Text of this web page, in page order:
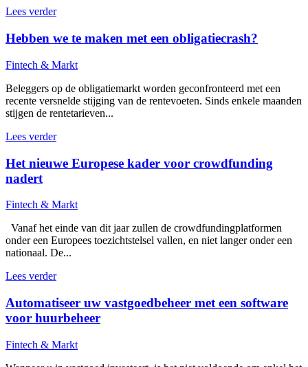
Lees verder
Hebben we te maken met een obligatiecrash?
Fintech & Markt
Beleggers op de obligatiemarkt worden geconfronteerd met een
recente versnelde stijging van de rentevoeten. Sinds enkele maanden
stijgen de rentetarieven...
Lees verder
Het nieuwe Europese kader voor crowdfunding
nadert
Fintech & Markt
Vanaf het einde van dit jaar zullen de crowdfundingplatformen
onder een Europees toezichtstelsel vallen, en niet langer onder een
nationaal. De...
Lees verder
Automatiseer uw vastgoedbeheer met een software
voor huurbeheer
Fintech & Markt